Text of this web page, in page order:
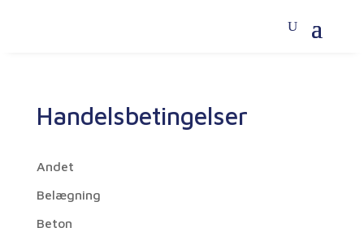
Handelsbetingelser
Andet
Belægning
Beton